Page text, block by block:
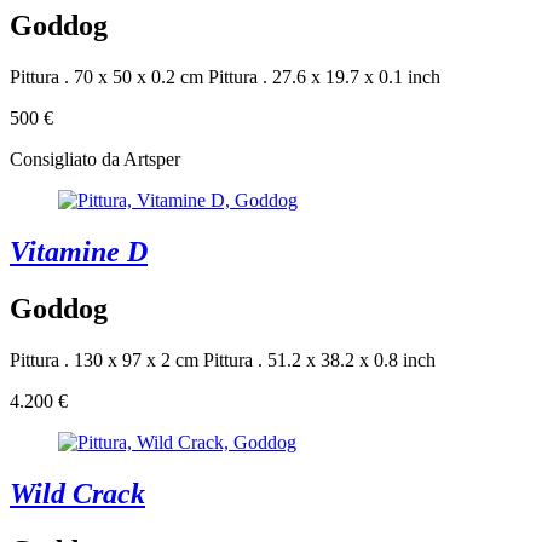
Goddog
Pittura . 70 x 50 x 0.2 cm Pittura . 27.6 x 19.7 x 0.1 inch
500 €
Consigliato da Artsper
Vitamine D
Goddog
Pittura . 130 x 97 x 2 cm Pittura . 51.2 x 38.2 x 0.8 inch
4.200 €
Wild Crack